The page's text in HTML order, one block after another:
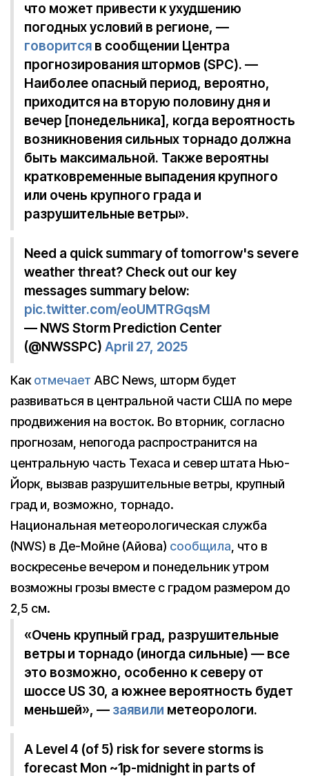
что может привести к ухудшению
погодных условий в регионе, —
говорится в сообщении Центра
прогнозирования штормов (SPC). —
Наиболее опасный период, вероятно,
приходится на вторую половину дня и
вечер [понедельника], когда вероятность
возникновения сильных торнадо должна
быть максимальной. Также вероятны
кратковременные выпадения крупного
или очень крупного града и
разрушительные ветры».
Need a quick summary of tomorrow's severe
weather threat? Check out our key
messages summary below:
pic.twitter.com/eoUMTRGqsM
— NWS Storm Prediction Center
(@NWSSPC) April 27, 2025
Какотмечает ABC News, шторм будет
развиваться в центральной части США по мере
продвижения на восток. Во вторник, согласно
прогнозам, непогода распространится на
центральную часть Техаса и север штата Нью-
Йорк, вызвав разрушительные ветры, крупный
град и, возможно, торнадо.
Национальная метеорологическая служба
(NWS) в Де-Мойне (Айова) сообщила, что в
воскресенье вечером и понедельник утром
возможны грозы вместе с градом размером до
2,5 см.
«Очень крупный град, разрушительные
ветры и торнадо (иногда сильные) — все
это возможно, особенно к северу от
шоссе US 30, а южнее вероятность будет
меньшей», — заявили метеорологи.
A Level 4 (of 5) risk for severe storms is
forecast Mon ~1p-midnight in parts of